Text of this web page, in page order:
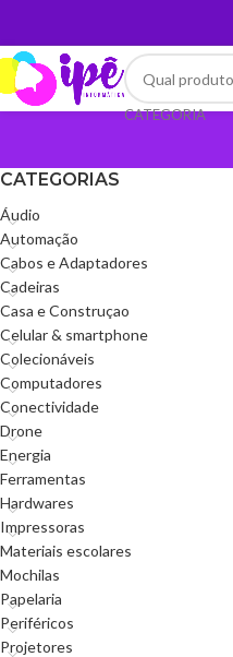
CATEGORIA
CATEGORIAS
Áudio
Automação
Cabos e Adaptadores
Cadeiras
Casa e Construçao
Celular & smartphone
Colecionáveis
Computadores
Conectividade
Drone
Energia
Ferramentas
Hardwares
Impressoras
Materiais escolares
Mochilas
Papelaria
Periféricos
Projetores